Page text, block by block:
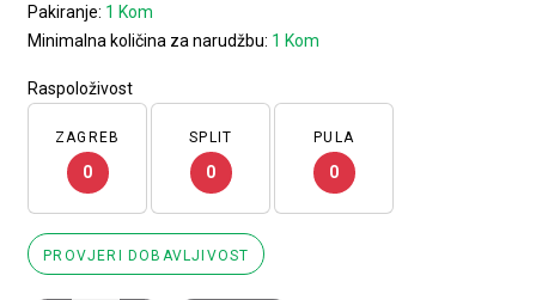
Pakiranje: 1 Kom
Minimalna količina za narudžbu: 1 Kom
Raspoloživost
ZAGREB
0
SPLIT
0
PULA
0
PROVJERI DOBAVLJIVOST